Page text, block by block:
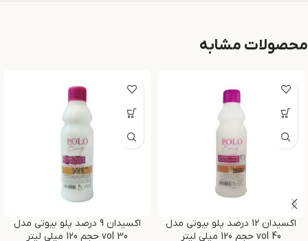
محصولات مشابه
اکسیدان 12 درصد پلو بیوتی مدل
vol 40 حجم 120 میلی لیتر
اکسیدان 9 درصد پلو بیوتی مدل
vol 30 حجم 120 میلی لیتر